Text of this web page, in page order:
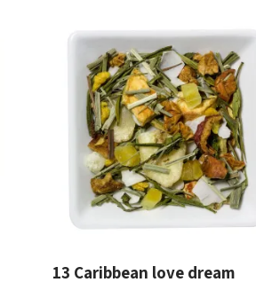
13 Caribbean love dream